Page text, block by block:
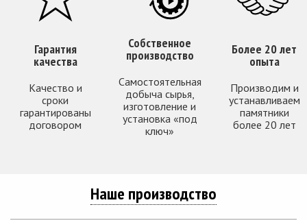
Гарантия
качества
Качество и
сроки
гарантированы
договором
Собственное
производство
Самостоятельная
добыча сырья,
изготовление и
установка «под
ключ»
Более 20 лет
опыта
Производим и
устанавливаем
памятники
более 20 лет
Наше производство